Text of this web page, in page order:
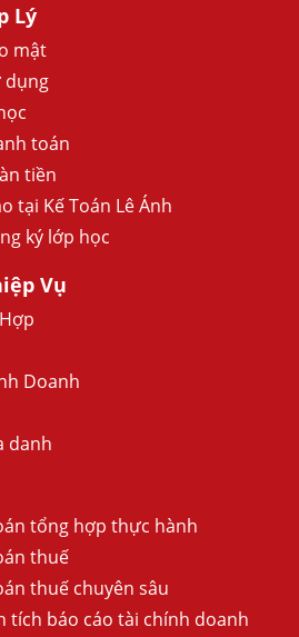
Lý
mật
dụng
toán
tiền
tại Kế Toán Lê Ánh
ký lớp học
Vụ
Doanh
danh
tổng hợp thực hành
thuế
thuế chuyên sâu
tích báo cáo tài chính doanh